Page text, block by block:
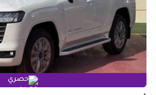
حصري